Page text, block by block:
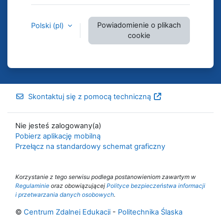
Polski ‎(pl)‎
Powiadomienie o plikach
cookie
Skontaktuj się z pomocą techniczną
Nie jesteś zalogowany(a)
Pobierz aplikację mobilną
Przełącz na standardowy schemat graficzny
Korzystanie z tego serwisu podlega postanowieniom zawartym w
Regulaminie oraz obowiązującej Polityce bezpieczeństwa informacji
i przetwarzania danych osobowych.
© Centrum Zdalnej Edukacji - Politechnika Śląska